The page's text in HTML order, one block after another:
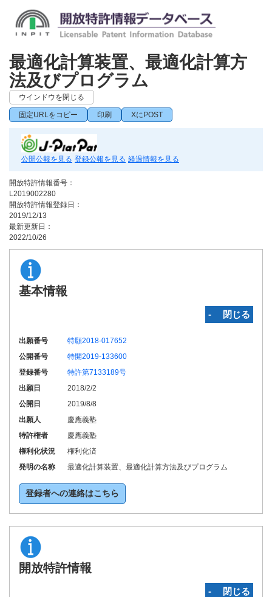
最適化計算装置、最適化計算方
法及びプログラム
ウインドウを閉じる
固定URLをコピー 印刷 XにPOST
公開公報を見る 登録公報を見る 経過情報を見る
開放特許情報番号：
L2019002280
開放特許情報登録日：
2019/12/13
最新更新日：
2022/10/26
基本情報
‐ 閉じる
出願番号
特願2018-017652
公開番号
特開2019-133600
登録番号
特許第7133189号
出願日
2018/2/2
公開日
2019/8/8
出願人
慶應義塾
特許権者
慶應義塾
権利化状況
権利化済
発明の名称
最適化計算装置、最適化計算方法及びプログラム
登録者への連絡はこちら
開放特許情報
‐ 閉じる